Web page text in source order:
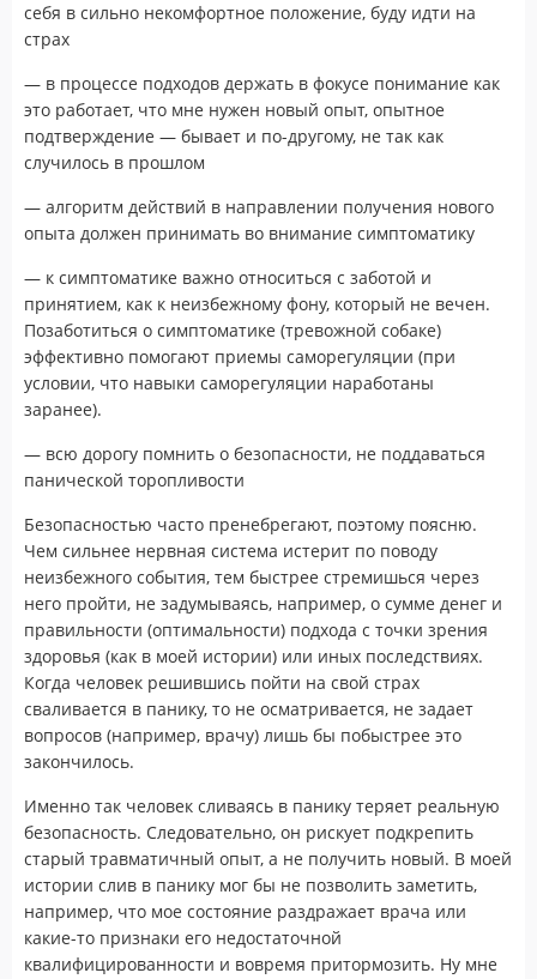
себя в сильно некомфортное положение, буду идти на
страх
— в процессе подходов держать в фокусе понимание как
это работает, что мне нужен новый опыт, опытное
подтверждение — бывает и по-другому, не так как
случилось в прошлом
— алгоритм действий в направлении получения нового
опыта должен принимать во внимание симптоматику
— к симптоматике важно относиться с заботой и
принятием, как к неизбежному фону, который не вечен.
Позаботиться о симптоматике (тревожной собаке)
эффективно помогают приемы саморегуляции (при
условии, что навыки саморегуляции наработаны
заранее).
— всю дорогу помнить о безопасности, не поддаваться
панической торопливости
Безопасностью часто пренебрегают, поэтому поясню.
Чем сильнее нервная система истерит по поводу
неизбежного события, тем быстрее стремишься через
него пройти, не задумываясь, например, о сумме денег и
правильности (оптимальности) подхода с точки зрения
здоровья (как в моей истории) или иных последствиях.
Когда человек решившись пойти на свой страх
сваливается в панику, то не осматривается, не задает
вопросов (например, врачу) лишь бы побыстрее это
закончилось.
Именно так человек сливаясь в панику теряет реальную
безопасность. Следовательно, он рискует подкрепить
старый травматичный опыт, а не получить новый. В моей
истории слив в панику мог бы не позволить заметить,
например, что мое состояние раздражает врача или
какие-то признаки его недостаточной
квалифицированности и вовремя притормозить. Ну мне